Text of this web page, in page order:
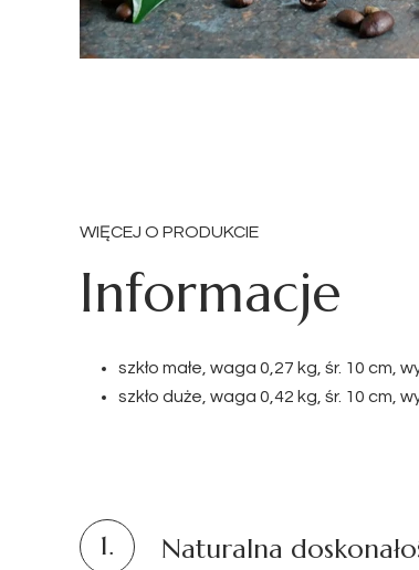
1. Naturalna
szkło małe, waga 0,27 kg, śr. 10 cm,
szkło duże, waga 0,42 kg, śr. 10 cm,
WIĘCEJ O PRODUKCIE
Informacje